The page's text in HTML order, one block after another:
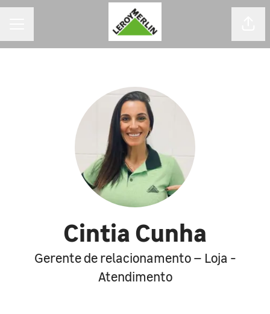
Cintia Cunha
Gerente de relacionamento – Loja -
Atendimento